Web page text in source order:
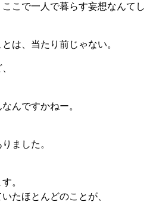
こで一人で暮らす妄想なんてし
は、当たり前じゃない。
んですかねー。
ました。
。
たほとんどのことが、